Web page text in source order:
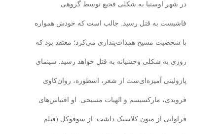
در شهر اوستیا به شکلی فجیع توسط گروهی
فاشیست به قتل رسید. جالب است که خودش همواره
با شخصیت مسیح همذات‌پنداری می‌کرد؛ معتقد بود که
روزی به شکلی وحشیانه به قتل خواهد رسید. سینمای
پازولینی آمیزه‌ای‌ست از شعر، اسطوره، روان‌کاوی
فرویدی، مارکسیسم و الهیات مسیحی. او اقتباس‌های
فراوانی از متون کلاسیک داشت: از سوفوکل (فیلم